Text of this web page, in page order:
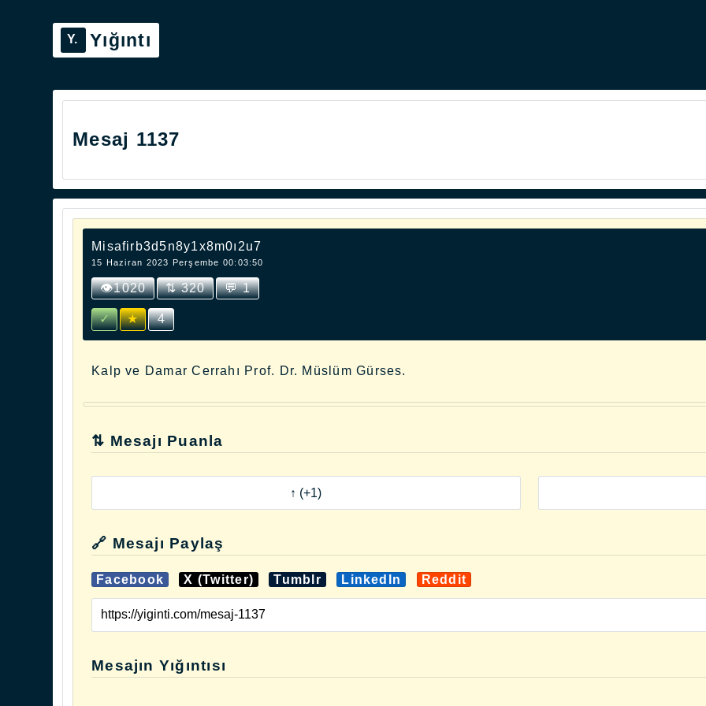
Yığıntı
Mesaj 1137
Misafirb3d5n8y1x8m0ı2u7
15 Haziran 2023 Perşembe 00:03:50
👁1020 ⇅ 320 💬 1
✓ ★ 4
Kalp ve Damar Cerrahı Prof. Dr. Müslüm Gürses.
⇅ Mesajı Puanla
🔗 Mesajı Paylaş
Facebook X (Twitter) Tumblr LinkedIn Reddit
Mesajın Yığıntısı